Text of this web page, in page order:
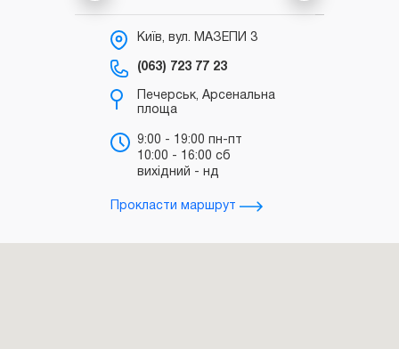
Київ, вул. МАЗЕПИ 3
(063) 723 77 23
Печерськ, Арсенальна
площа
9:00 - 19:00 пн-пт
10:00 - 16:00 сб
вихідний - нд
Прокласти маршрут